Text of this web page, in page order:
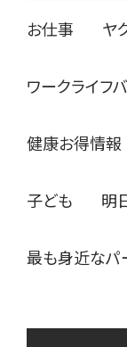
お仕事 ヤ
ワークライフ
健康お得情報
子ども 明
最も身近なパ